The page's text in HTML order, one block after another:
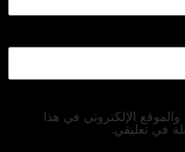
الإلكتروني في هذا
في تعليقي.